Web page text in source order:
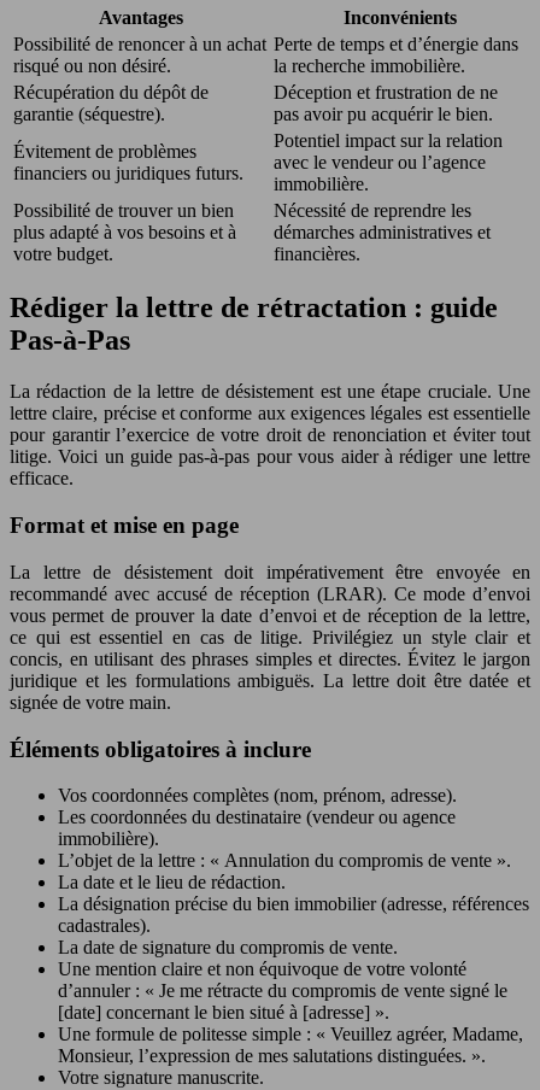
Avantages
Inconvénients
Possibilité de renoncer à un achat
risqué ou non désiré.
Perte de temps et d’énergie dans
la recherche immobilière.
Récupération du dépôt de
garantie (séquestre).
Déception et frustration de ne
pas avoir pu acquérir le bien.
Évitement de problèmes
financiers ou juridiques futurs.
Potentiel impact sur la relation
avec le vendeur ou l’agence
immobilière.
Possibilité de trouver un bien
plus adapté à vos besoins et à
votre budget.
Nécessité de reprendre les
démarches administratives et
financières.
Rédiger la lettre de rétractation : guide
Pas-à-Pas
La rédaction de la lettre de désistement est une étape cruciale. Une
lettre claire, précise et conforme aux exigences légales est essentielle
pour garantir l’exercice de votre droit de renonciation et éviter tout
litige. Voici un guide pas-à-pas pour vous aider à rédiger une lettre
efficace.
Format et mise en page
La lettre de désistement doit impérativement être envoyée en
recommandé avec accusé de réception (LRAR). Ce mode d’envoi
vous permet de prouver la date d’envoi et de réception de la lettre,
ce qui est essentiel en cas de litige. Privilégiez un style clair et
concis, en utilisant des phrases simples et directes. Évitez le jargon
juridique et les formulations ambiguës. La lettre doit être datée et
signée de votre main.
Éléments obligatoires à inclure
Vos coordonnées complètes (nom, prénom, adresse).
Les coordonnées du destinataire (vendeur ou agence
immobilière).
L’objet de la lettre : « Annulation du compromis de vente ».
La date et le lieu de rédaction.
La désignation précise du bien immobilier (adresse, références
cadastrales).
La date de signature du compromis de vente.
Une mention claire et non équivoque de votre volonté
d’annuler : « Je me rétracte du compromis de vente signé le
[date] concernant le bien situé à [adresse] ».
Une formule de politesse simple : « Veuillez agréer, Madame,
Monsieur, l’expression de mes salutations distinguées. ».
Votre signature manuscrite.